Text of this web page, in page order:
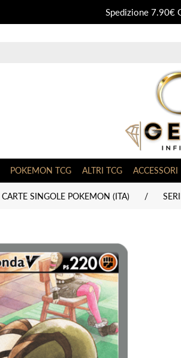
Spedizione 7.90€
POKEMON TCG ALTRI TCG ACCESSORI
CARTE SINGOLE POKEMON (ITA) /